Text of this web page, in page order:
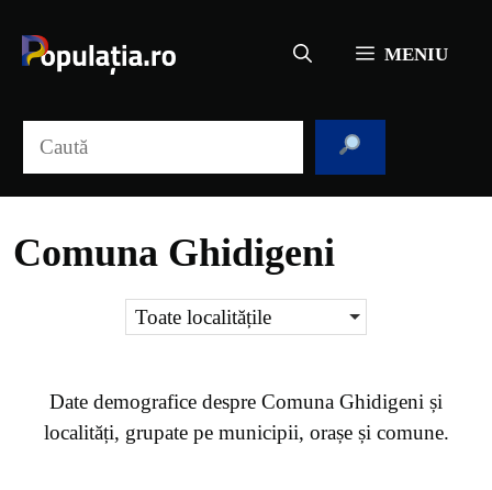
conținut
MENIU
Comuna Ghidigeni
Toate localitățile
Date demografice despre Comuna Ghidigeni și
localități, grupate pe municipii, orașe și comune.